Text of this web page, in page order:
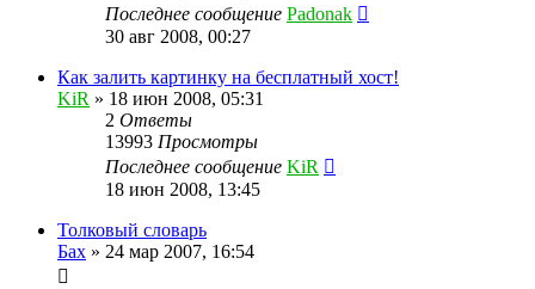
Последнее сообщение Padonak
30 авг 2008, 00:27
Как залить картинку на бесплатный хост!
KiR » 18 июн 2008, 05:31
2 Ответы
13993 Просмотры
Последнее сообщение KiR
18 июн 2008, 13:45
Толковый словарь
Бах » 24 мар 2007, 16:54